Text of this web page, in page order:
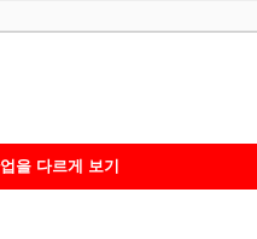
을 다르게 보기